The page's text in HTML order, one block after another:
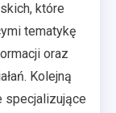
które
tematykę
oraz
Kolejną
specjalizujące